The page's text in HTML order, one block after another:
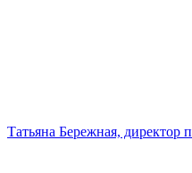
Татьяна Бережная, директор